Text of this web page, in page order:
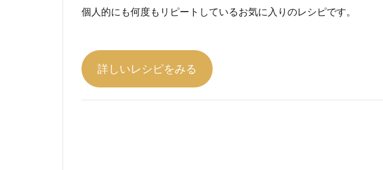
個人的にも何度もリピートしているお気に入りのレシピです。
詳しいレシピをみる